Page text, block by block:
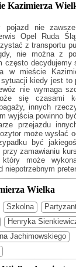
Kazimierza
pojazd nie
Opel Ruda
z transportu
nie można z
często decydujemy
w mieście
kiedy jest to
nie wymaga
się czasami
innych
wyjścia powinno
przejazdu
może wysłać
być
przy zamawianiu
może
niepotrzebnym
Wielka
Szkolna
Henryka
Jachimowskiego